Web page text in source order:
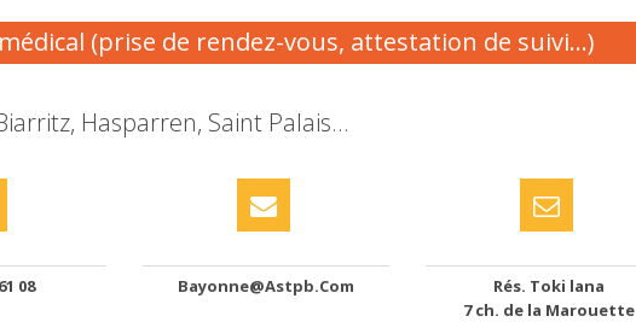
(prise de rendez-vous, attestation de suivi...)
Hasparren, Saint Palais...
08 Bayonne@astpb.com
Rés. Toki lana
7 ch. de la Marouette